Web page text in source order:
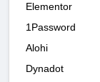
Elementor
1Password
Alohi
Dynadot